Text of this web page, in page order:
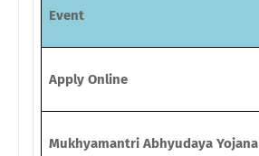
Event
Apply Online
Mukhyamantri Abhyudaya Yojana